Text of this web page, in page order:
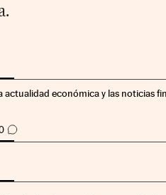
actualidad económica y las noticias